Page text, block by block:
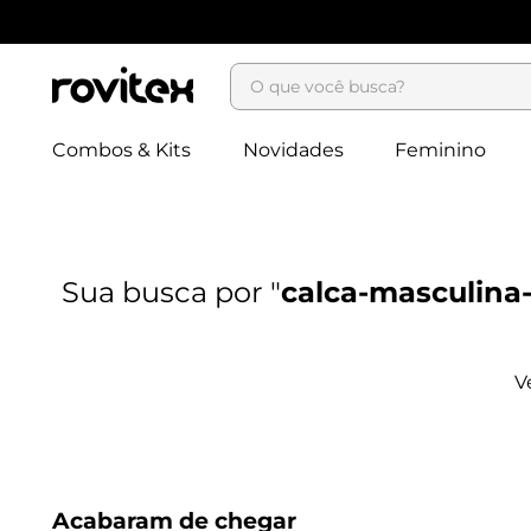
O que você busca?
Combos & Kits Novidades Feminino
calca-
Acabaram de chegar